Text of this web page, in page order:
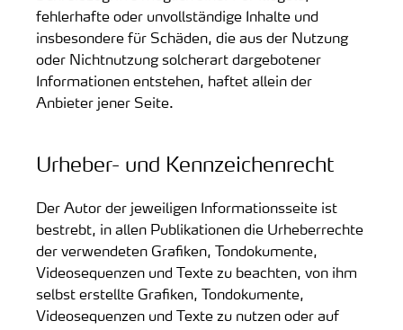
fehlerhafte oder unvollständige Inhalte und
insbesondere für Schäden, die aus der Nutzung
oder Nichtnutzung solcherart dargebotener
Informationen entstehen, haftet allein der
Anbieter jener Seite.
Urheber- und Kennzeichenrecht
Der Autor der jeweiligen Informationsseite ist
bestrebt, in allen Publikationen die Urheberrechte
der verwendeten Grafiken, Tondokumente,
Videosequenzen und Texte zu beachten, von ihm
selbst erstellte Grafiken, Tondokumente,
Videosequenzen und Texte zu nutzen oder auf